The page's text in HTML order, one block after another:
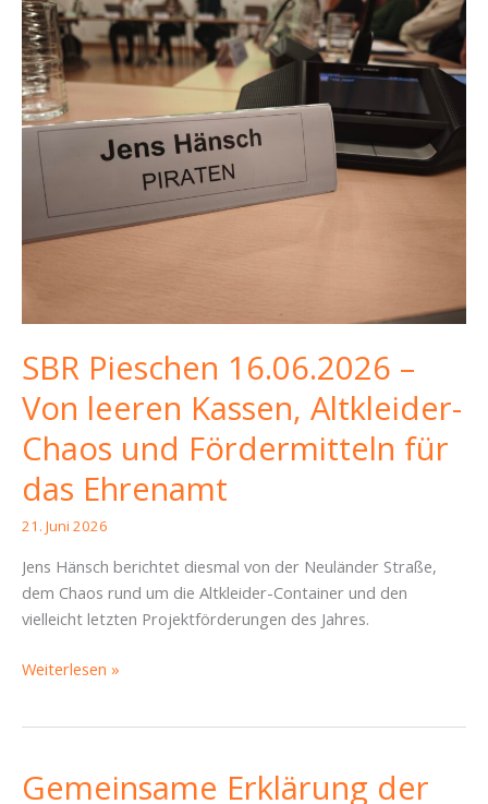
SBR Pieschen 16.06.2026 –
Von leeren Kassen, Altkleider-
Chaos und Fördermitteln für
das Ehrenamt
21. Juni 2026
Jens Hänsch berichtet diesmal von der Neuländer Straße,
dem Chaos rund um die Altkleider-Container und den
vielleicht letzten Projektförderungen des Jahres.
SBR
Von
leeren
Weiterlesen »
Gemeinsame Erklärung der